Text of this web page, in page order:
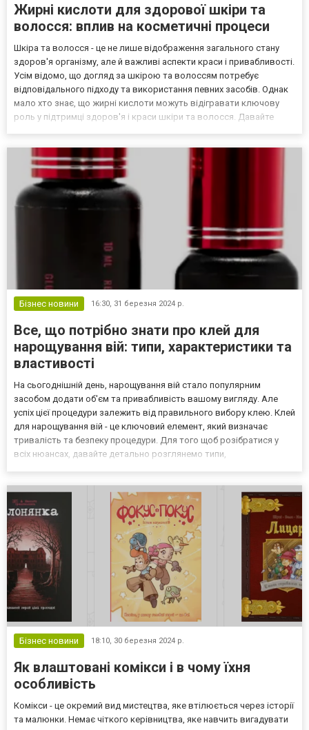
Жирні кислоти для здорової шкіри та
волосся: вплив на косметичні процеси
Шкіра та волосся - це не лише відображення загального стану
здоров'я організму, але й важливі аспекти краси і привабливості.
Усім відомо, що догляд за шкірою та волоссям потребує
відповідального підходу та використання певних засобів. Однак
мало хто знає, що жирні кислоти можуть відігравати ключову
роль у підтримці здоров'я і краси шкіри та волосся. Давайте
Бізнес новини 16:30, 31 березня 2024 р.
Все, що потрібно знати про клей для
нарощування вій: типи, характеристики та
властивості
На сьогоднішній день, нарощування вій стало популярним
засобом додати об'єм та привабливість вашому вигляду. Але
успіх цієї процедури залежить від правильного вибору клею. Клей
для нарощування вій - це ключовий елемент, який визначає
тривалість та безпеку процедури. Для того щоб розібратися у
всіх нюансах, давайте детально розглянемо типи,
Бізнес новини 18:10, 30 березня 2024 р.
Як влаштовані комікси і в чому їхня
особливість
Комікси - це окремий вид мистецтва, яке втілюється через історії
та малюнки. Немає чіткого керівництва, яке навчить вигадувати